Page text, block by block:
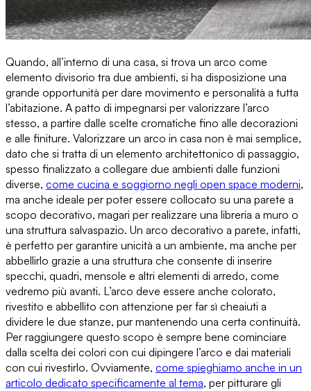
Quando, all’interno di una casa, si trova un arco come
elemento divisorio tra due ambienti, si ha disposizione una
grande opportunità per dare movimento e personalità a tutta
l’abitazione. A patto di impegnarsi per valorizzare l’arco
stesso, a partire dalle scelte cromatiche fino alle decorazioni
e alle finiture. Valorizzare un arco in casa non è mai semplice,
dato che si tratta di un elemento architettonico di passaggio,
spesso finalizzato a collegare due ambienti dalle funzioni
diverse, come cucina e soggiorno negli open space moderni,
ma anche ideale per poter essere collocato su una parete a
scopo decorativo, magari per realizzare una libreria a muro o
una struttura salvaspazio. Un arco decorativo a parete, infatti,
è perfetto per garantire unicità a un ambiente, ma anche per
abbellirlo grazie a una struttura che consente di inserire
specchi, quadri, mensole e altri elementi di arredo, come
vedremo più avanti. L’arco deve essere anche colorato,
rivestito e abbellito con attenzione per far sì cheaiuti a
dividere le due stanze, pur mantenendo una certa continuità.
Per raggiungere questo scopo è sempre bene cominciare
dalla scelta dei colori con cui dipingere l’arco e dai materiali
con cui rivestirlo. Ovviamente, come spieghiamo anche in un
articolo dedicato specificamente al tema, per pitturare gli